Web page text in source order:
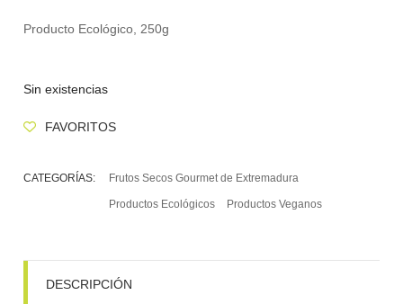
Producto Ecológico, 250g
Sin existencias
FAVORITOS
CATEGORÍAS: Frutos Secos Gourmet de Extremadura
Productos Ecológicos Productos Veganos
DESCRIPCIÓN